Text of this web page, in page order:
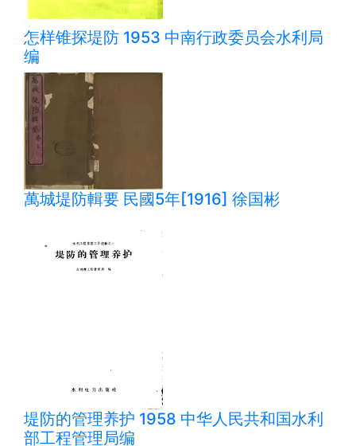
怎样锥探堤防 1953 中南行政委员会水利局
编
萬城堤防輯要 民國5年[1916] 徐国彬
堤防的管理养护 1958 中华人民共和国水利
部工程管理局编